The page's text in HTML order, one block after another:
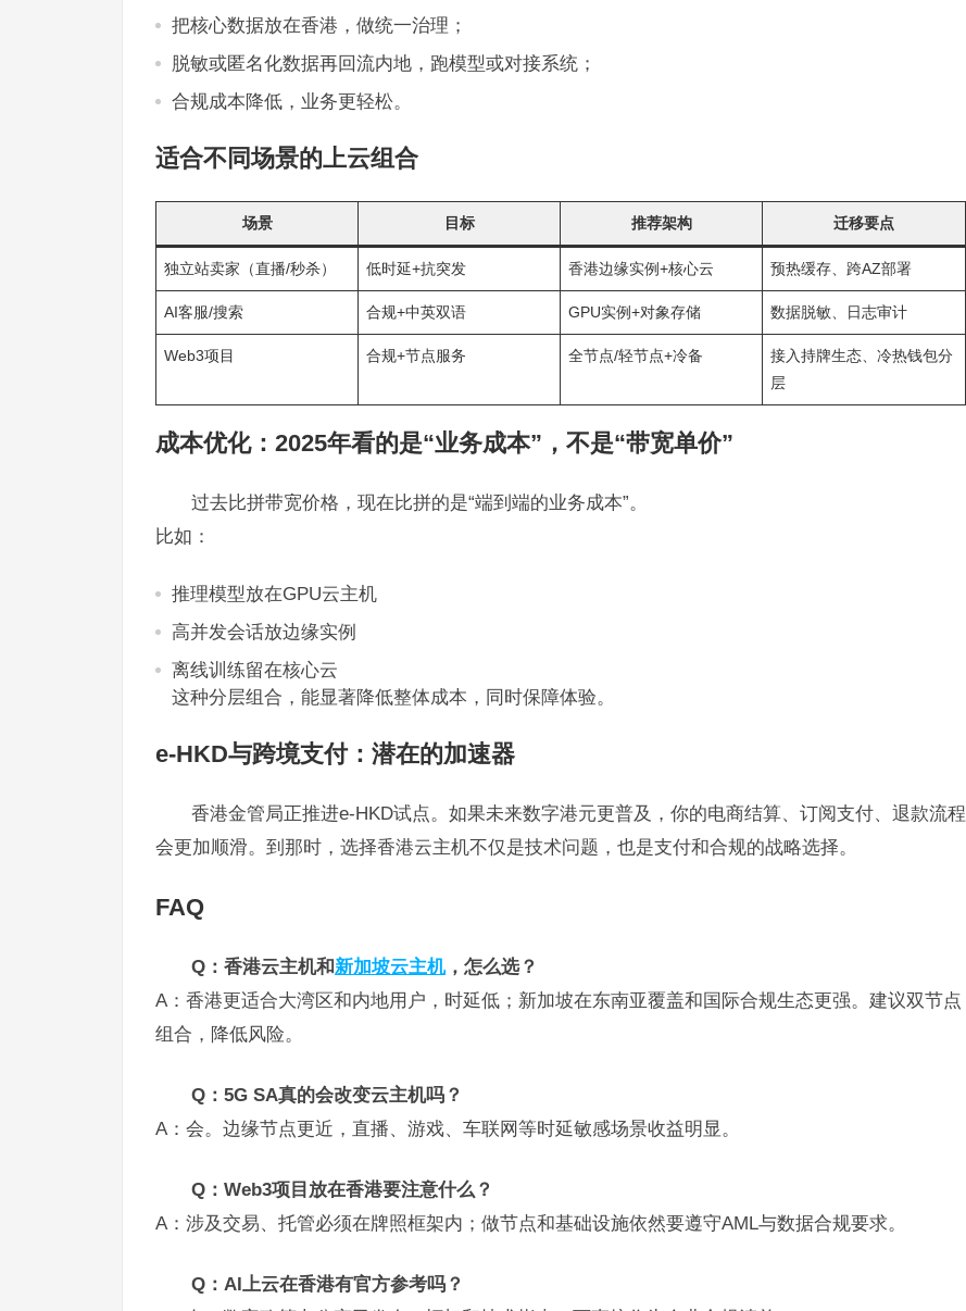
把核心数据放在香港，做统一治理；
脱敏或匿名化数据再回流内地，跑模型或对接系统；
合规成本降低，业务更轻松。
适合不同场景的上云组合
场景 目标 推荐架构 迁移要点
独立站卖家（直播/秒杀） 低时延+抗突发 香港边缘实例+核心云 预热缓存、跨AZ部署
AI客服/搜索 合规+中英双语 GPU实例+对象存储 数据脱敏、日志审计
Web3项目 合规+节点服务 全节点/轻节点+冷备
接入持牌生态、冷热钱包分
层
成本优化：2025年看的是“业务成本”，不是“带宽单价”
过去比拼带宽价格，现在比拼的是“端到端的业务成本”。
比如：
推理模型放在GPU云主机
高并发会话放边缘实例
离线训练留在核心云
这种分层组合，能显著降低整体成本，同时保障体验。
e-HKD与跨境支付：潜在的加速器
香港金管局正推进e-HKD试点。如果未来数字港元更普及，你的电商结算、订阅支付、退款流程
会更加顺滑。到那时，选择香港云主机不仅是技术问题，也是支付和合规的战略选择。
FAQ
Q：香港云主机和新加坡云主机，怎么选？
A：香港更适合大湾区和内地用户，时延低；新加坡在东南亚覆盖和国际合规生态更强。建议双节点
组合，降低风险。
Q：5G SA真的会改变云主机吗？
A：会。边缘节点更近，直播、游戏、车联网等时延敏感场景收益明显。
Q：Web3项目放在香港要注意什么？
A：涉及交易、托管必须在牌照框架内；做节点和基础设施依然要遵守AML与数据合规要求。
Q：AI上云在香港有官方参考吗？